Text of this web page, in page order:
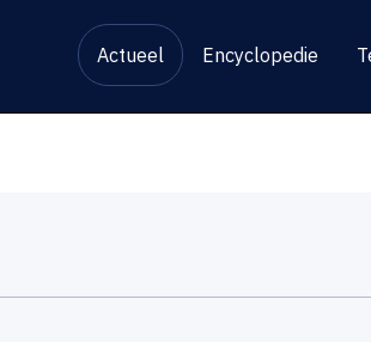
Actueel Encyclopedie